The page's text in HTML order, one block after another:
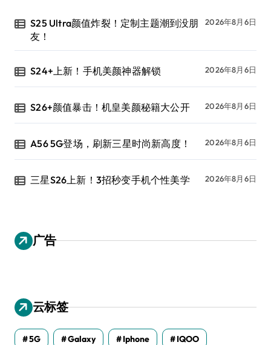
S25 Ultra颜值炸裂！定制主题潮到没朋
友！
2026年8月6日
S24+上新！手机美颜神器解锁 2026年8月6日
S26+颜值暴击！机皇美颜秘籍大公开 2026年8月6日
A56 5G登场，刷新三星时尚新高度！ 2026年8月6日
三星S26上新！3招秒变手机个性美学 2026年8月6日
广告
云标签
5G Galaxy Iphone IQOO